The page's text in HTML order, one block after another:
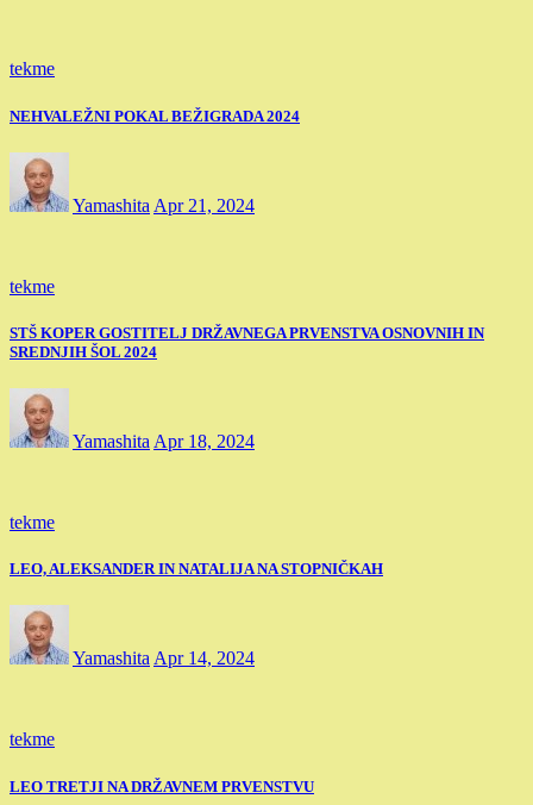
tekme
NEHVALEŽNI POKAL BEŽIGRADA 2024
Yamashita Apr 21, 2024
tekme
STŠ KOPER GOSTITELJ DRŽAVNEGA PRVENSTVA OSNOVNIH IN
SREDNJIH ŠOL 2024
Yamashita Apr 18, 2024
tekme
LEO, ALEKSANDER IN NATALIJA NA STOPNIČKAH
Yamashita Apr 14, 2024
tekme
LEO TRETJI NA DRŽAVNEM PRVENSTVU